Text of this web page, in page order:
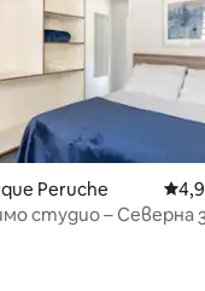
5, 237 отзива
Peruche
студио – Северна